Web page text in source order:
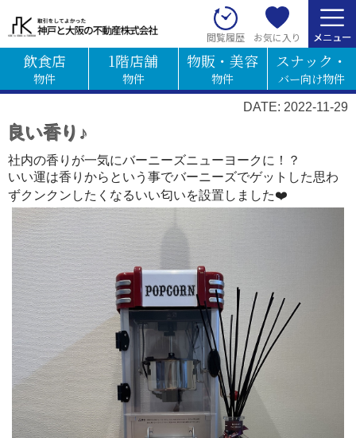
閲覧履歴 お気に入り
飲食店
物件
1階店舗
物件
物販・美容
物件
スナック・
バー向け物件
DATE: 2022-11-29
良い香り♪
社内の香りが一気にバーニーズニューヨークに！？
いい運は香りからという事でバーニーズでゲットした思わ
ずクンクンしたくなるいい匂いを設置しました❤️